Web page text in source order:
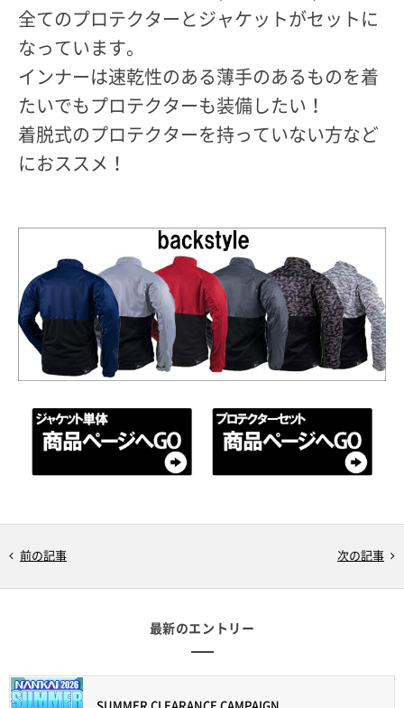
全てのプロテクターとジャケットがセットに
なっています。
インナーは速乾性のある薄手のあるものを着
たいでもプロテクターも装備したい！
着脱式のプロテクターを持っていない方など
におススメ！
前の記事 次の記事
最新のエントリー